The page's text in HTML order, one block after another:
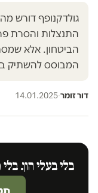
גולדקנופף דורש
התנצלות והסרת
הביטחון. אלא
המבוסס להשתיק
דור זומר·
14.01.2025
בלי בעלי הון.